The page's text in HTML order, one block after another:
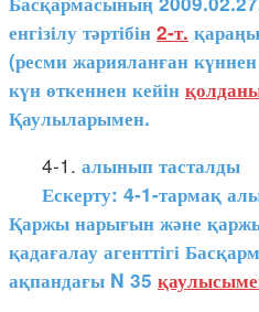
енгізілу тәртібін 2-т.
(ресми жарияланған күннен
күн өткеннен кейін
Қаулыларымен.
4-1. алынып тасталды
Ескерту: 4-1-тармақ
Қаржы нарығын және
қадағалау агенттігі
ақпандағы N 35